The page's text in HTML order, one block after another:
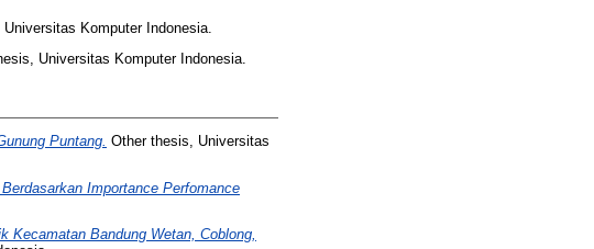
Komputer Indonesia.
Universitas Komputer Indonesia.
Puntang. Other thesis, Universitas
Importance Perfomance
Kecamatan Bandung Wetan, Coblong,